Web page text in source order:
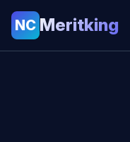
NC Meritking